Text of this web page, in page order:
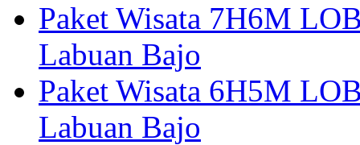
Paket Wisata 7H6M
Labuan Bajo
Paket Wisata 6H5M
Labuan Bajo